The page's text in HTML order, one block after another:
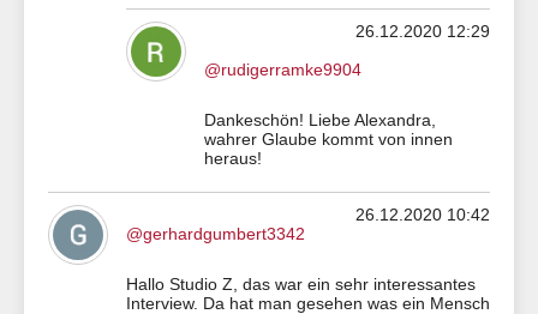
26.12.2020 12:29
@rudigerramke9904
Dankeschön! Liebe Alexandra,
wahrer Glaube kommt von innen
heraus!
26.12.2020 10:42
@gerhardgumbert3342
Hallo Studio Z, das war ein sehr interessantes
Interview. Da hat man gesehen was ein Mensch